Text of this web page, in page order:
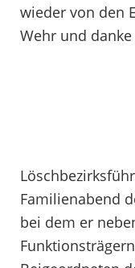
wieder von den
Wehr und
Familienabend
bei dem er